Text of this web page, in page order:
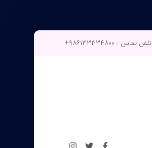
تلفن تماس : ۹۸۶۱۳۳۳۳۴۸۰۰+